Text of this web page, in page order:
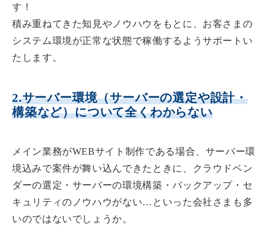
す！
積み重ねてきた知見やノウハウをもとに、お客さまの
システム環境が正常な状態で稼働するようサポートい
たします。
2.サーバー環境（サーバーの選定や設計・
構築など）について全くわからない
メイン業務がWEBサイト制作である場合、サーバー環
境込みで案件が舞い込んできたときに、クラウドベン
ダーの選定・サーバーの環境構築・バックアップ・セ
キュリティのノウハウがない…といった会社さまも多
いのではないでしょうか。